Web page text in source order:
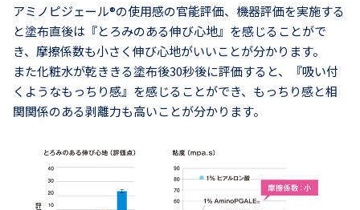
アミノピジェール®の使用感の官能評価、機器評価を実施する
と塗布直後は『とろみのある伸び心地』を感じることがで
き、摩擦係数も小さく伸び心地がいいことが分かります。
また化粧水が乾ききる塗布後30秒後に評価すると、『吸い付
くようなもっちり感』を感じることができ、もっちり感と相
関関係のある剥離力も高いことが分かります。